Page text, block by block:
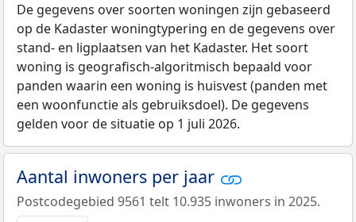
De gegevens over soorten woningen zijn gebaseerd
op de Kadaster woningtypering en de gegevens over
stand- en ligplaatsen van het Kadaster. Het soort
woning is geografisch-algoritmisch bepaald voor
panden waarin een woning is huisvest (panden met
een woonfunctie als gebruiksdoel). De gegevens
gelden voor de situatie op 1 juli 2026.
Aantal inwoners per jaar
Postcodegebied 9561 telt 10.935 inwoners in 2025.